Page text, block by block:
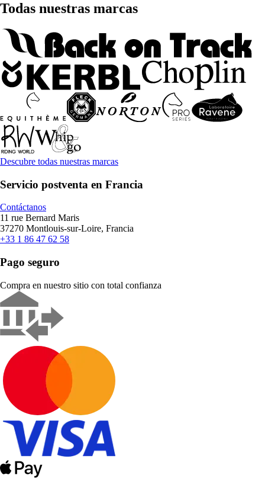
Todas nuestras marcas
Descubre todas nuestras marcas
Servicio postventa en Francia
Contáctanos
11 rue Bernard Maris
37270 Montlouis-sur-Loire, Francia
+33 1 86 47 62 58
Pago seguro
Compra en nuestro sitio con total confianza